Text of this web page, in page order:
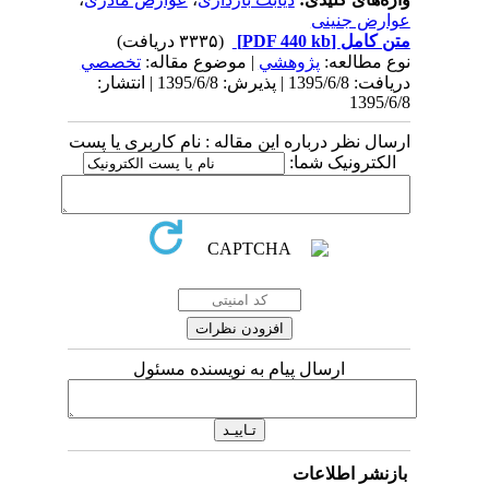
عوارض جنینی
متن کامل[PDF 440 kb]
نوع مطالعه:پژوهشي| موضوع مقاله:تخصصي
دریافت: 1395/6/8 | پذیرش: 1395/6/8 | انتشار:
1395/6/8
ارسال نظر درباره این مقاله : نام کاربری یا پست
الکترونیک شما:
ارسال پیام به نویسنده مسئول
بازنشر اطلاعات